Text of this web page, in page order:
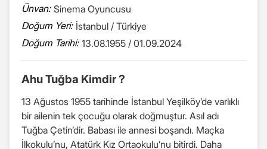
Ünvan: Sinema Oyuncusu
Doğum Yeri: İstanbul / Türkiye
Doğum Tarihi: 13.08.1955 / 01.09.2024
Ahu Tuğba Kimdir ?
13 Ağustos 1955 tarihinde İstanbul Yeşilköy’de varlıklı
bir ailenin tek çocuğu olarak doğmuştur. Asıl adı
Tuğba Çetin’dir. Babası ile annesi boşandı. Maçka
İlkokulu’nu, Atatürk Kız Ortaokulu’nu bitirdi. Daha